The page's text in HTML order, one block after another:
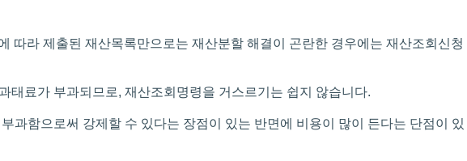
라 제출된 재산목록만으로는 재산분할 해결이 곤란한 경우에는 재산조회신청
료가 부과되므로, 재산조회명령을 거스르기는 쉽지 않습니다.
과함으로써 강제할 수 있다는 장점이 있는 반면에 비용이 많이 든다는 단점이 있